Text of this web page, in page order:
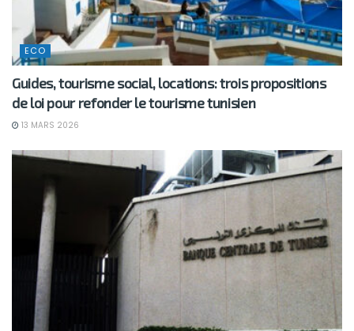
ECO
Guides, tourisme social, locations: trois propositions
de loi pour refonder le tourisme tunisien
13 MARS 2026